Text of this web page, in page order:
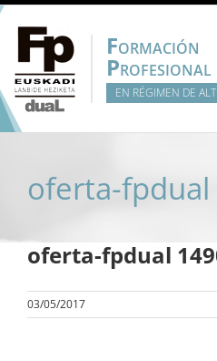
Saltar
contenido
FORMACIÓN
PROFESIONAL
EN RÉGIMEN DE
oferta-fpdual
oferta-fpdual
03/05/2017